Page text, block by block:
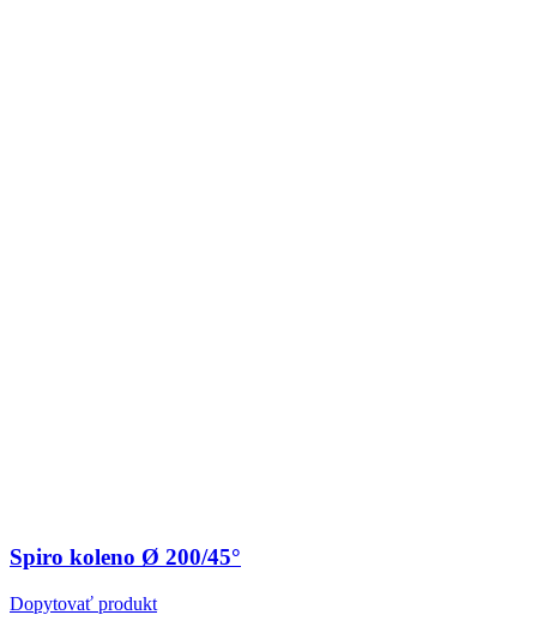
Spiro koleno Ø 200/45°
Dopytovať produkt